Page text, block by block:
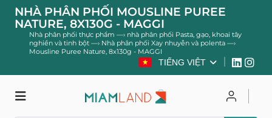
NHÀ PHÂN PHỐI MOUSLINE PUREE
NATURE, 8X130G - MAGGI
Nhà phân phối thực phẩm —› nhà phân phối Pasta, gạo, khoai tây
nghiền và tinh bột —› Nhà phân phối Xay nhuyễn và polenta —›
Mousline Puree Nature, 8x130g - MAGGI
TIẾNG VIỆT